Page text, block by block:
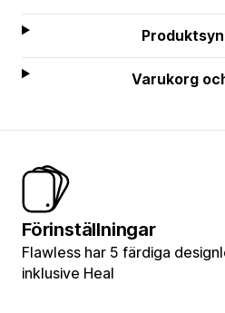
Varukorg
Förinställningar
Flawless har 5 färdiga
inklusive Heal